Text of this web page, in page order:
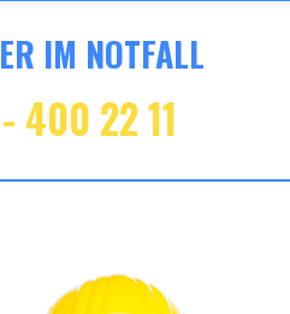
IM NOTFALL
22 11